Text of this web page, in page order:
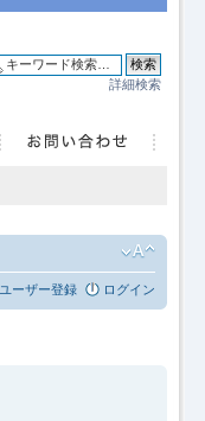
詳細検索
ユーザー登録 ログイン